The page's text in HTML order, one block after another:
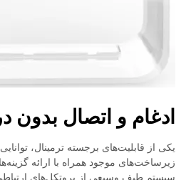
ادغام و اتصال بدون
یکی از قابلیت‌های برجسته ترمینال،
زیرساخت‌های موجود همراه با ارائه
سیستم طیف وسیعی از پروتکل‌های